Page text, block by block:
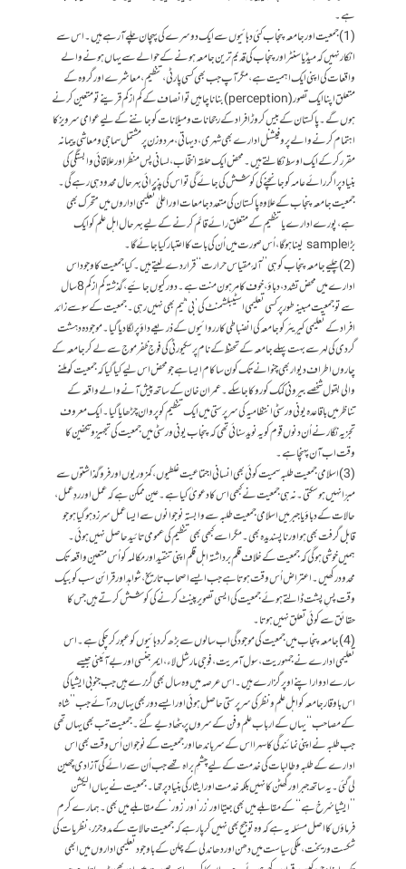
ہے۔
(1) جمعیت اور جامعہ پنجاب کئی دہائیوں سے ایک دوسرے کی پہچان چلے آرہے ہیں۔ اس سے
انکار نہیں کہ میڈیا سنٹر اور پنجاب کی قدیم ترین جامعہ ہونے کے حوالے سے یہاں ہونے والے
واقعات کی اپنی ایک اہمیت ہے، مگر آپ جب بھی کسی پارٹی، تنظیم، معاشرے اور گروہ کے
متعلق اپنا ایک تصور (perception) بنانا چاہیں تو انصاف کے کم از کم قرینے تو متعین کرنے
ہوں گے۔ پاکستان کے بیس کروڑ افراد کے رجحانات و میلانات کو جاننے کے لیے عوامی سرویز کا
اہتمام کرنے والے پروفیشنل ادارے بھی شہری، دیہاتی، مرد و زن پر مشتمل سماجی و معاشی پیمانہ
مقرر کر کے ایک اوسط نکالتے ہیں۔ محض ایک حلقہ انتخاب، لسانی پس منظر اور علاقائی وابستگی کی
بنیاد پر اگر رائے عامہ کو جانچنے کی کوشش کی جائے گی تو اس کی پذیرائی بہرحال محدود ہی رہے گی۔
جمعیت جامعہ پنجاب کے علاوہ پاکستان کی متعدد جامعات اور اعلیٰ تعلیمی اداروں میں متحرک بھی
ہے، پورے ادارے یا تنظیم کے متعلق رائے قائم کرنے کے لیے بہرحال اہل علم کو ایک
بڑا sample لینا ہوگا، اُس صورت میں اُن کی بات کا اعتبار کیا جائے گا۔
(2) چلیے جامعہ پنجاب کو ہی’’آلۂ مقیاس حرارت‘‘ قرار دے لیتے ہیں۔ کیا جمعیت کا وجود اس
ادارے میں محض تشدد، دباؤ، خوف کا مرہون منت ہے۔ دور کیوں جائیے، گذشتہ کم از کم 8 سال
سے تو جمعیت مبینہ طور پر کسی تعلیمی اسٹیبلشمنٹ کی ’بی‘ ٹیم بھی نہیں رہی۔ جمعیت کے سو سے زائد
افراد کے تعلیمی کیریئر کو جامعہ کی انضباطی کارروائیوں کے ذریعے داؤ پر لگا دیا گیا۔ موجودہ دہشت
گردی کی لہر سے بہت پہلے جامعہ کے تحفظ کے نام پر سکیورٹی کی فوج ظفر موج سے لے کر جامعہ کے
چاروں اطراف دیوار بھی چنوانے تک کون سا کام ایسا ہے جو محض اس لیے کیاگیا کہ جمعیت کو ملنے
والی بقول شخصے بیرونی کمک کو روکا جاسکے۔ عمران خان کے ساتھ پیش آنے والے واقعہ کے
تناظر میں باقاعدہ یونی ورسٹی انتظامیہ کی سرپرستی میں ایک تنظیم کو پروان چڑھایاگیا۔ ایک معروف
تجزیہ نگار نے اُن دنوں قوم کو یہ نوید سنائی تھی کہ پنجاب یونی ورسٹی میں جمعیت کی تجہیز و تکفین کا
وقت اب آن پہنچا ہے۔
(3) اسلامی جمعیت طلبہ سمیت کوئی بھی انسانی اجتماعیت غلطیوں، کمزوریوں اور فروگذاشتوں سے
مبرّا نہیں ہوسکتی۔ نہ ہی جمعیت نے کبھی اس کا دعویٰ کیاہے۔ عین ممکن ہے کہ عمل اور ردِ عمل،
حالات کے دباؤ یا جبر میں اسلامی جمعیت طلبہ سے وابستہ نوجوانوں سے ایسا عمل سرزد ہوگیا ہو جو
قابل گرفت بھی ہو اور ناپسندیدہ بھی۔ مگر اسے کبھی بھی تنظیم کی عمومی تائید حاصل نہیں ہوئی۔
ہمیں خوشی ہوگی کہ جمعیت کے خلاف قلم برداشتہ اہل قلم اپنی تنقید اور مکالمہ کو اُس متعین واقعہ تک
محدود رکھیں۔ اعتراض اُس وقت ہوتا ہے جب ایسے اصحاب تاریخ، شواہد اور قرائن سب کو بیک
وقت پسِ پشت ڈالتے ہوئے جمعیت کی ایسی تصویر پینٹ کرنے کی کوشش کرتے ہیں جس کا
حقائق سے کوئی تعلق نہیں ہوتا۔
(4) جامعہ پنجاب میں جمعیت کی موجودگی اب سالوں سے بڑھ کر دہائیوں کو عبور کرچکی ہے۔ اس
تعلیمی ادارے نے جمہوریت، سول آمریت، فوجی مارشل لاء، ایمرجنسی اور بےآئینی جیسے
سارے ادوار اپنے اوپر گزارے ہیں۔ اس عرصہ میں وہ سال بھی گزرے ہیں جب جنوبی ایشیا کی
اس باوقار جامعہ کو اہل علم و نظر کی سرپرستی حاصل ہوئی اور ایسے دور بھی یہاں در آئے جب ’’شاہ
کے مصاحب‘‘ یہاں کے ارباب علم و فن کے سروں پر بٹھا دیے گئے۔ جمعیت تب بھی یہاں تھی
جب طلبہ نے اپنی نمائندگی کا سہرا اس کے سر باندھا اور جمعیت کے نوجوان اُس وقت بھی اس
ادارے کے طلبہ و طالبات کی خدمت کے لیے چشمِ براہ تھے جب اُن سے رائے کی آزادی چھین
لی گئی۔ یہ ساتھ جبر اور گھٹن کا نہیں بلکہ خدمت اور ایثار کی بنیاد پر تھا۔ جمعیت نے یہاں الیکشن
’’ایشیا سُرخ ہے‘‘ کے مقابلے میں بھی جیتا اور ’زر‘ اور ’زور‘ کے مقابلے میں بھی۔ ہمارے کرم
فرماؤں کا اصل مسئلہ یہ ہے کہ وہ توجیح بھی نہیں کر پا رہے کہ جمعیت حالات کے مد و جزر، نظریات کی
شکست و ریخت، ملکی سیاست میں دھن اور دھاندلی کے چلن کے باوجود تعلیمی اداروں میں ابھی